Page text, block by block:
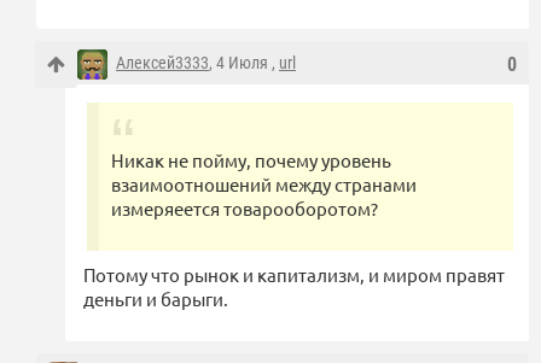
0
Алексей3333, 4 Июля , url
Никак не пойму, почему уровень
взаимоотношений между странами
измеряеется товарооборотом?
Потому что рынок и капитализм, и миром правят
деньги и барыги.